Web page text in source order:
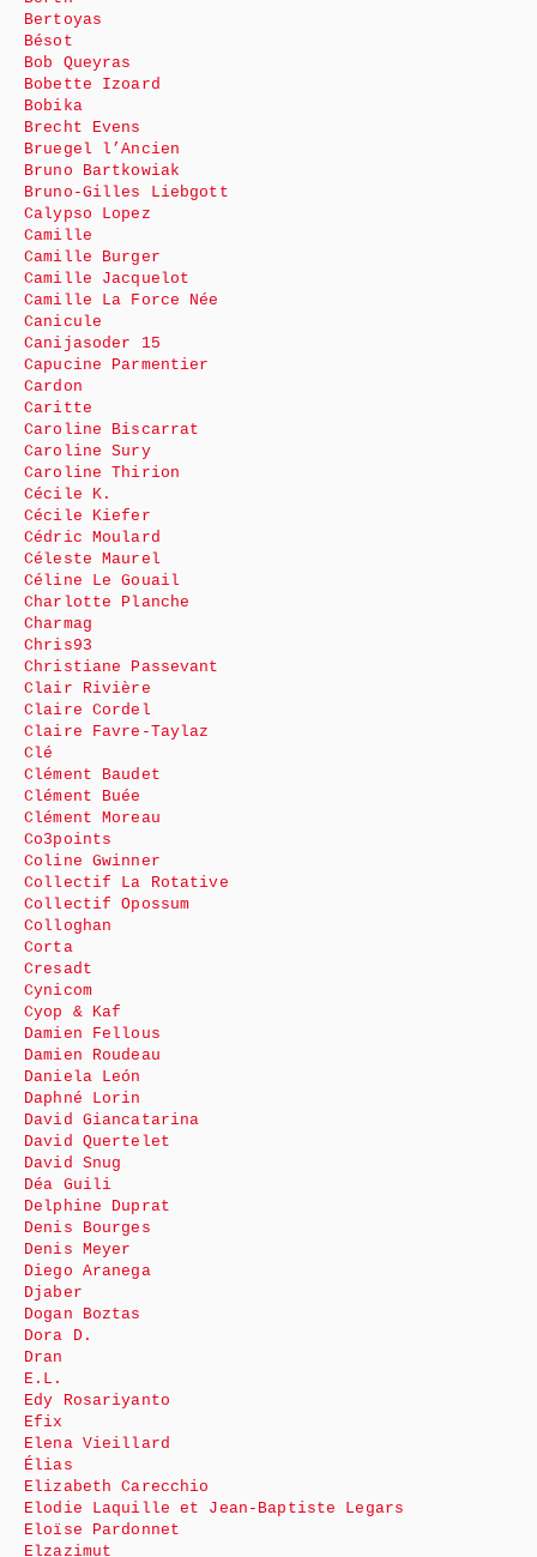
Bertoyas
Bésot
Bob Queyras
Bobette Izoard
Bobika
Brecht Evens
Bruegel l’Ancien
Bruno Bartkowiak
Bruno-Gilles Liebgott
Calypso Lopez
Camille
Camille Burger
Camille Jacquelot
Camille La Force Née
Canicule
Canijasoder 15
Capucine Parmentier
Cardon
Caritte
Caroline Biscarrat
Caroline Sury
Caroline Thirion
Cécile K.
Cécile Kiefer
Cédric Moulard
Céleste Maurel
Céline Le Gouail
Charlotte Planche
Charmag
Chris93
Christiane Passevant
Clair Rivière
Claire Cordel
Claire Favre-Taylaz
Clé
Clément Baudet
Clément Buée
Clément Moreau
Co3points
Coline Gwinner
Collectif La Rotative
Collectif Opossum
Colloghan
Corta
Cresadt
Cynicom
Cyop & Kaf
Damien Fellous
Damien Roudeau
Daniela León
Daphné Lorin
David Giancatarina
David Quertelet
David Snug
Déa Guili
Delphine Duprat
Denis Bourges
Denis Meyer
Diego Aranega
Djaber
Dogan Boztas
Dora D.
Dran
E.L.
Edy Rosariyanto
Efix
Elena Vieillard
Élias
Elizabeth Carecchio
Elodie Laquille et Jean-Baptiste Legars
Eloïse Pardonnet
Elzazimut